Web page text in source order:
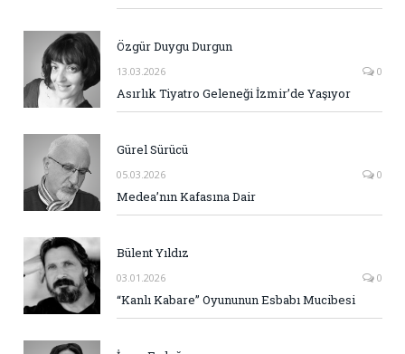
Özgür Duygu Durgun
13.03.2026 0
Asırlık Tiyatro Geleneği İzmir’de Yaşıyor
Gürel Sürücü
05.03.2026 0
Medea’nın Kafasına Dair
Bülent Yıldız
03.01.2026 0
“Kanlı Kabare” Oyununun Esbabı Mucibesi